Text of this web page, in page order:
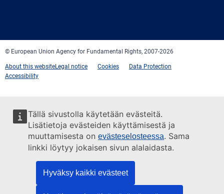
Tällä sivustolla käytetään evästeitä.
Lisätietoja evästeiden käyttämisestä ja
muuttamisesta on evästeselosteessa. Sama
linkki löytyy jokaisen sivun alalaidasta.
Hyväksy kaikki evästeet
© European Union Agency for Fundamental Rights, 2007-2026
About this websiteLegal notice Cookies
Data Protection
Accessibility